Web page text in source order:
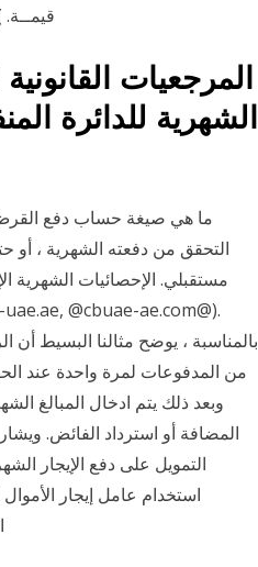
قيمــة. )8( أقسـاط شـهرية عــن مدفوعــات املدعــي مــن
المرجعيات
الشهرية للدائرة
التحقق من دفعته الشهرية ،
بالمناسبة ، يوضح مثالنا البسيط
وبعد ذلك يتم ادخال المبالغ
المضافة أو استرداد الفائض.
التمويل على دفع الإيجار
استخدام عامل إيجار